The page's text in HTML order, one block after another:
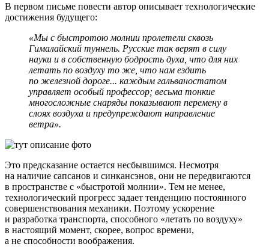
В первом письме повести автор описывает технологические
достижения будущего:
«Мы с быстротою молнии пролетели сквозь
Гималайский туннель. Русские так верят в силу
науки и в собственную бодрость духа, что для них
летать по воздуху то же, что нам ездить
по железной дороге... каждым гальваностатом
управляет особый профессор; весьма тонкие
многосложные снаряды показывают перемену в
слоях воздуха и предупреждают направление
ветра».
Это предсказание остается несбывшимся. Несмотря
на наличие сапсанов и синкансэнов, они не передвигаются
в пространстве с «быстротой молнии». Тем не менее,
технологический прогресс задает тенденцию постоянного
совершенствования механики. Поэтому ускорение
и разработка транспорта, способного «летать по воздуху»
в настоящий момент, скорее, вопрос времени,
а не способности воображения.